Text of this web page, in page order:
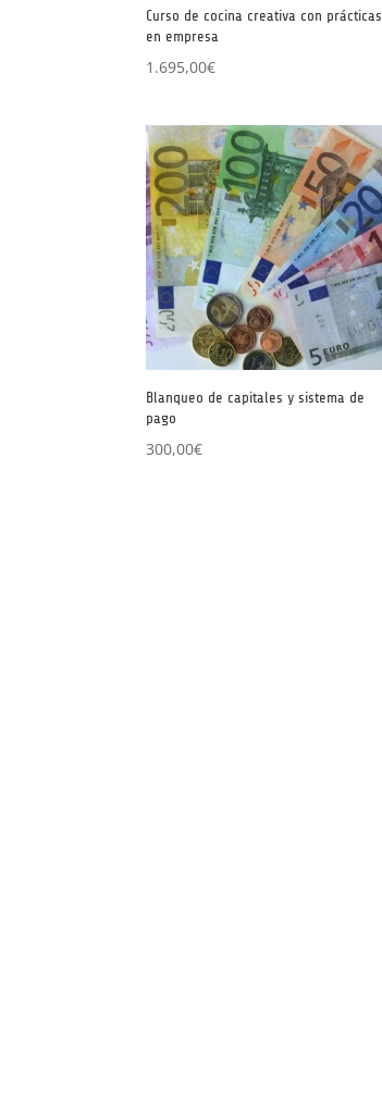
Curso de cocina creativa con prácticas
en empresa
1.695,00€
Blanqueo de capitales y sistema de
pago
300,00€